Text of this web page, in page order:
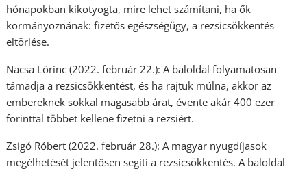
hónapokban kikotyogta, mire lehet számítani, ha ők
kormányoznának: fizetős egészségügy, a rezsicsökkentés
eltörlése.
Nacsa Lőrinc (2022. február 22.): A baloldal folyamatosan
támadja a rezsicsökkentést, és ha rajtuk múlna, akkor az
embereknek sokkal magasabb árat, évente akár 400 ezer
forinttal többet kellene fizetni a rezsiért.
Zsigó Róbert (2022. február 28.): A magyar nyugdíjasok
megélhetését jelentősen segíti a rezsicsökkentés. A baloldal